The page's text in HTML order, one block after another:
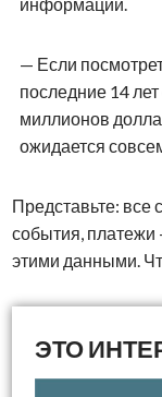
— Если
последние 14
миллионов
ожидается
Представьте: все
события,
этими данными.